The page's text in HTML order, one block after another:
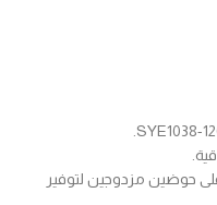
سم وتحتوي على حوضين مزدوجين لتوفير